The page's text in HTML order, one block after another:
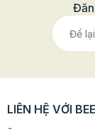
LIÊN HỆ VỚI